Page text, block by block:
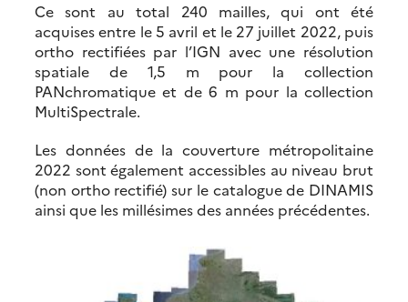
Ce sont au total 240 mailles, qui ont été
acquises entre le 5 avril et le 27 juillet 2022, puis
ortho rectifiées par l’IGN avec une résolution
spatiale de 1,5 m pour la collection
PANchromatique et de 6 m pour la collection
MultiSpectrale.
Les données de la couverture métropolitaine
2022 sont également accessibles au niveau brut
(non ortho rectifié) sur le catalogue de DINAMIS
ainsi que les millésimes des années précédentes.